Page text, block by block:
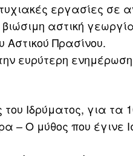
εργασίες σε
αστική
Αστικού Πρασίνου.
ευρύτερη
Ιδρύματος, για τα
– Ο μύθος που έγινε